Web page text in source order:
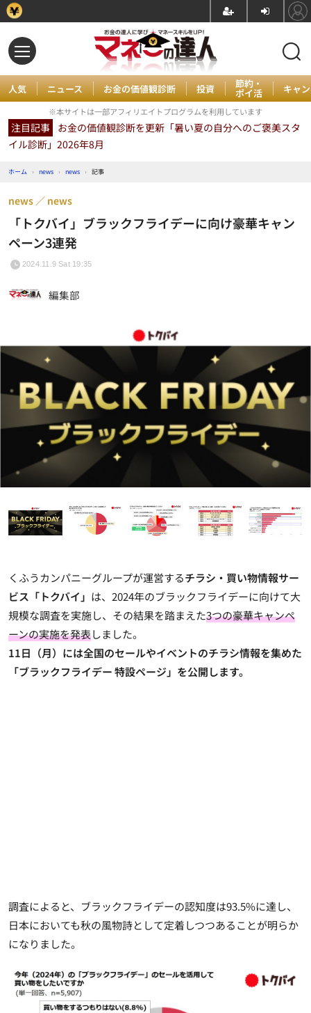
人気 ニュース お金の価値観診断 投資 節約・
ポイ活 キャ
※本サイトは一部アフィリエイトプログラムを利用しています
注目記事 お金の価値観診断を更新「暑い夏の自分へのご褒美スタ
イル診断」2026年8月
ホーム › news › news › 記事
「トクバイ」ブラックフライデーに向け豪華キャン
ペーン3連発
news news
2024.11.9 Sat 19:35
編集部
くふうカンパニーグループが運営するチラシ・買い物情報サー
ビス「トクバイ」 は、2024年のブラックフライデーに向けて大
規模な調査を実施し、その結果を踏まえた3つの豪華キャンペ
ーンの実施を発表しました。
11日（月）には全国のセールやイベントのチラシ情報を集めた
「ブラックフライデー 特設ページ」を公開します。
調査によると、ブラックフライデーの認知度は93.5%に達し、
日本においても秋の風物詩として定着しつつあることが明らか
になりました。